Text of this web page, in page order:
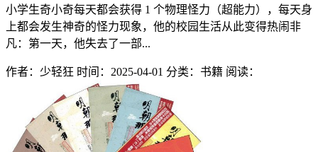
小学生奇小奇每天都会获得 1 个物理怪力（超能力），每天身
上都会发生神奇的怪力现象，他的校园生活从此变得热闹非
凡：第一天，他失去了一部...
作者：少轻狂 时间：2025-04-01 分类：书籍 阅读：